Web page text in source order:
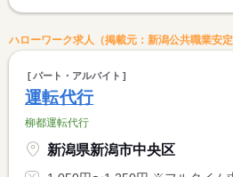
ハローワーク求人（掲載元：新潟公共職業安定
パート・アルバイト
運転代行
柳都運転代行
新潟県新潟市中央区